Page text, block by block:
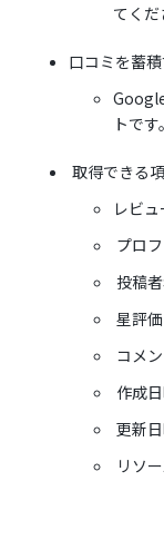
てくだ
口コミを蓄
トです。
取得できる
レビ
プロ
投稿
星評価
コメ
作成
更新
リソ